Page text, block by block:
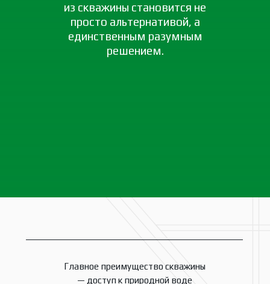
из скважины становится не
просто альтернативой, а
единственным разумным
решением.
Главное преимущество скважины
— доступ к природной воде